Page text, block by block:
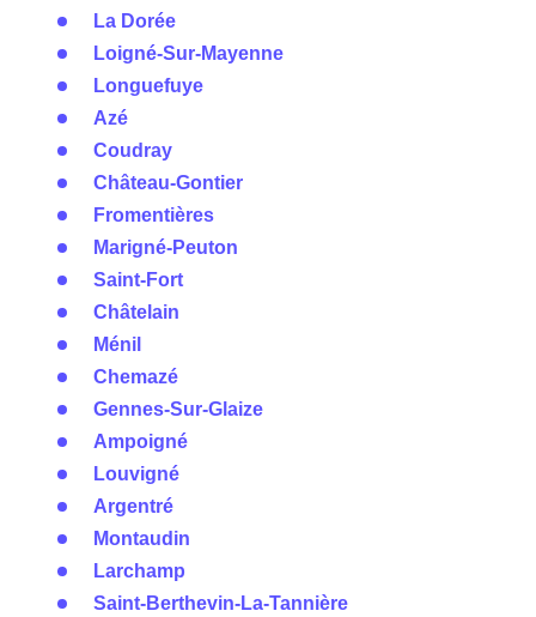
La Dorée
Loigné-Sur-Mayenne
Longuefuye
Azé
Coudray
Château-Gontier
Fromentières
Marigné-Peuton
Saint-Fort
Châtelain
Ménil
Chemazé
Gennes-Sur-Glaize
Ampoigné
Louvigné
Argentré
Montaudin
Larchamp
Saint-Berthevin-La-Tannière